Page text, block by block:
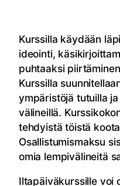
Kurssilla käydään
ideointi,
puhtaaksi
Kurssilla
ympäristöjä tutuilla
välineillä.
tehdyistä töistä
Osallistumismaksu
omia lempivälineitä
Iltapäiväkurssille voi